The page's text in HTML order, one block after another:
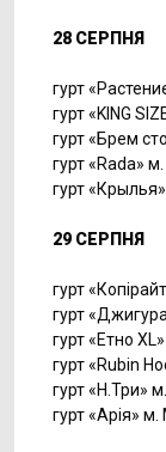
28 СЕРПНЯ
гурт
гурт «KING
гурт «Брем
гурт «Rada» м.
гурт
29 СЕРПНЯ
гурт
гурт
гурт «Етно
гурт «Rubin
гурт «Н.Три»
гурт «Арія»